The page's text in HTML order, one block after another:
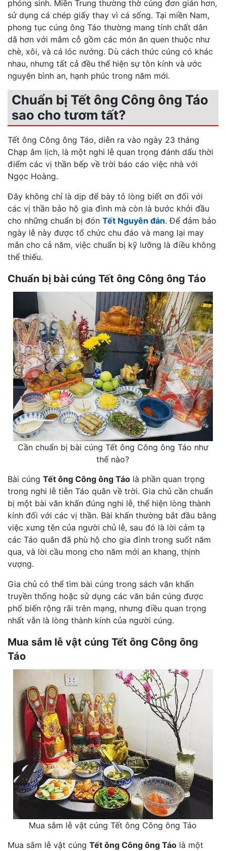
phóng sinh. Miền Trung thường thờ cúng đơn giản hơn,
sử dụng cá chép giấy thay vì cá sống. Tại miền Nam,
phong tục cúng ông Táo thường mang tính chất dân
dã hơn với mâm cỗ gồm các món ăn quen thuộc như
chè, xôi, và cá lóc nướng. Dù cách thức cúng có khác
nhau, nhưng tất cả đều thể hiện sự tôn kính và ước
nguyện bình an, hạnh phúc trong năm mới.
Chuẩn bị Tết ông Công ông Táo
sao cho tươm tất?
Tết ông Công ông Táo, diễn ra vào ngày 23 tháng
Chạp âm lịch, là một nghi lễ quan trọng đánh dấu thời
điểm các vị thần bếp về trời báo cáo việc nhà với
Ngọc Hoàng.
Đây không chỉ là dịp để bày tỏ lòng biết ơn đối với
các vị thần bảo hộ gia đình mà còn là bước khởi đầu
cho những chuẩn bị đón Tết Nguyên đán. Để đảm bảo
ngày lễ này được tổ chức chu đáo và mang lại may
mắn cho cả năm, việc chuẩn bị kỹ lưỡng là điều không
thể thiếu.
Chuẩn bị bài cúng Tết ông Công ông Táo
Cần chuẩn bị bài cúng Tết ông Công ông Táo như
thế nào?
Bài cúng Tết ông Công ông Táo là phần quan trọng
trong nghi lễ tiễn Táo quân về trời. Gia chủ cần chuẩn
bị một bài văn khấn đúng nghi lễ, thể hiện lòng thành
kính đối với các vị thần. Bài khấn thường bắt đầu bằng
việc xưng tên của người chủ lễ, sau đó là lời cảm tạ
các Táo quân đã phù hộ cho gia đình trong suốt năm
qua, và lời cầu mong cho năm mới an khang, thịnh
vượng.
Gia chủ có thể tìm bài cúng trong sách văn khấn
truyền thống hoặc sử dụng các văn bản cúng được
phổ biến rộng rãi trên mạng, nhưng điều quan trọng
nhất vẫn là lòng thành kính của người cúng.
Mua sắm lễ vật cúng Tết ông Công ông
Táo
Mua sắm lễ vật cúng Tết ông Công ông Táo
Mua sắm lễ vật cúng Tết ông Công ông Táo là một